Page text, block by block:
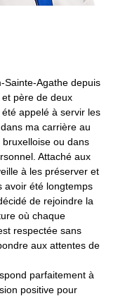
Sainte-Agathe depuis
père de deux
appelé à servir les
ma carrière au
bruxelloise ou dans
Attaché aux
à les préserver et
avoir été longtemps
de rejoindre la
où chaque
respectée sans
aux attentes de
parfaitement à
positive pour